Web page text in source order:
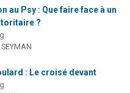
au Psy : Que faire face à un
?
: Le croisé devant